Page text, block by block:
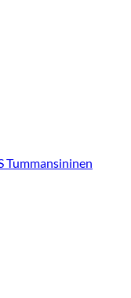
Tummansininen